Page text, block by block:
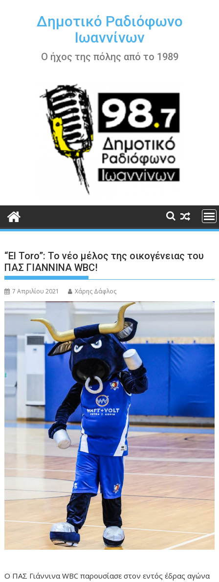
περιεχόμενοΔημοτικό Ραδιόφωνο
Ιωαννίνων
Ο ήχος της πόλης από το 1989
“El Toro”: Το νέο μέλος της οικογένειας του
ΠΑΣ ΓΙΑΝΝΙΝΑ WBC!
7 Απριλίου 2021 Χάρης Δάφλος
Ο ΠΑΣ Γιάννινα WBC παρουσίασε στον εντός έδρας αγώνα